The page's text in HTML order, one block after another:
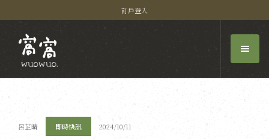
訂戶登入
呂芷晴 即時快訊 2024/10/11